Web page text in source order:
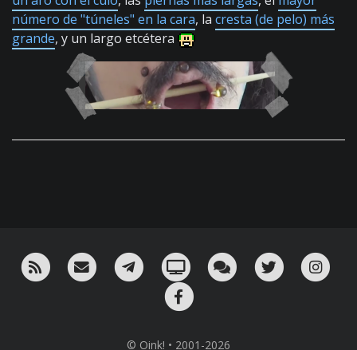
número de "túneles" en la cara, la cresta (de pelo) más
grande, y un largo etcétera
RSS ¡Mándame un email!¡Nuestro canal en Telegram!
Oink! TV Charla con nosotros
Twitter
© Oink! • 2001-2026